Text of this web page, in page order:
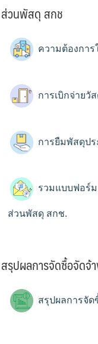
ส่วนพัสดุ สกช
ความต้องกา
การเบิกจ่ายวั
การยืมพัสดุปร
รวมแบบฟอร์
ส่วนพัสดุ สกช.
สรุปผลการจัดซื้อจัดจ้
สรุปผลการจัด